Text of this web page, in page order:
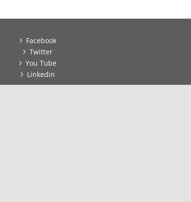
Facebook
Twitter
You Tube
Linkedin